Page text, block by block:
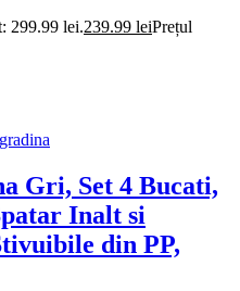
299.99 lei.239.99 leiPrețul
Gri, Set 4 Bucati,
Inalt si
din PP,